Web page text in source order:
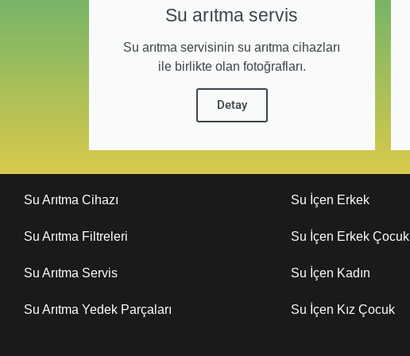
Su arıtma servis
Su arıtma servisinin su arıtma cihazları
ile birlikte olan fotoğrafları.
Detay
Su Arıtma Cihazı
Su Arıtma Filtreleri
Su Arıtma Servis
Su Arıtma Yedek Parçaları
Su İçen Erkek
Su İçen Erkek Çocuk
Su İçen Kadın
Su İçen Kız Çocuk